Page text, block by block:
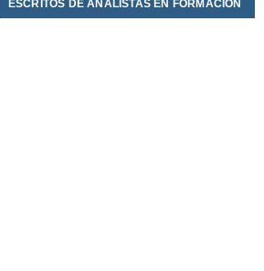
ESCRITOS DE ANALISTAS EN FORMACIÓN